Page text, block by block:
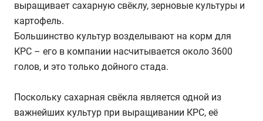
выращивает сахарную свёклу, зерновые культуры и
картофель.
Большинство культур возделывают на корм для
КРС – его в компании насчитывается около 3600
голов, и это только дойного стада.
Поскольку сахарная свёкла является одной из
важнейших культур при выращивании КРС, её